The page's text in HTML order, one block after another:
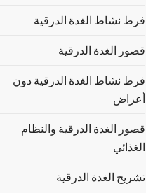
فرط نشاط الغدة الدرقية
قصور الغدة الدرقية
فرط نشاط الغدة الدرقية دون
أعراض
قصور الغدة الدرقية والنظام
الغذائي
تشريح الغدة الدرقية